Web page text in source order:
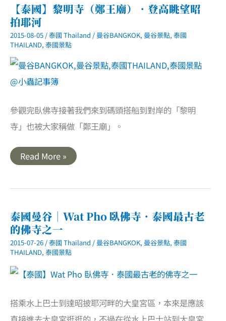
【泰國】黎明寺（鄭王廟）．登高眺望昭
拍耶河
2015-08-05 /泰國 Thailand / 曼谷BANGKOK, 曼谷景點, 泰國
THAILAND, 泰國景點
參觀完臥佛寺接著我們來到碼頭搭船到對岸的「黎明
寺」也被大家稱做「鄭王廟」。
【泰
國】
寺
廟）．
登
高
眺
望
昭
耶
河
Read More »
泰國曼谷｜Wat Pho 臥佛寺．泰國最古老
的佛寺之一
2015-07-26 /泰國 Thailand / 曼谷BANGKOK, 曼谷景點, 泰國
THAILAND, 泰國景點
搭乘水上巴士到達昭披耶河畔的大皇宮區，本來是應該